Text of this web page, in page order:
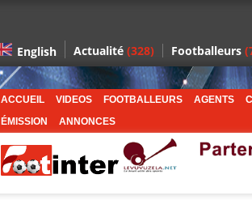
English Actualité (328) Footballeurs
ACCUEIL VIDEOS FOOTBALLEURS AGENTS
ÉMISSION
ANNONCES